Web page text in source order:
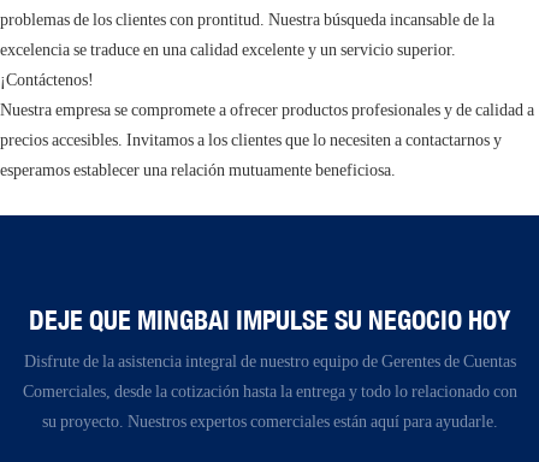
problemas de los clientes con prontitud. Nuestra búsqueda incansable de la
excelencia se traduce en una calidad excelente y un servicio superior.
¡Contáctenos!
Nuestra empresa se compromete a ofrecer productos profesionales y de calidad a
precios accesibles. Invitamos a los clientes que lo necesiten a contactarnos y
esperamos establecer una relación mutuamente beneficiosa.
DEJE QUE MINGBAI IMPULSE SU NEGOCIO HOY
Disfrute de la asistencia integral de nuestro equipo de Gerentes de Cuentas
Comerciales, desde la cotización hasta la entrega y todo lo relacionado con
su proyecto. Nuestros expertos comerciales están aquí para ayudarle.